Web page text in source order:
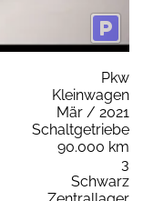
Pkw
Kleinwagen
Mär / 2021
Schaltgetriebe
90.000 km
3
Schwarz